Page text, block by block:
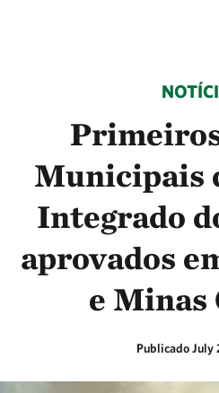
Municipais
Integrado
aprovados
e Minas
Publicado July